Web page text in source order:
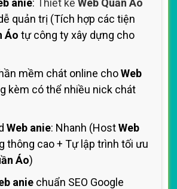
anie: Thiết kếWeb Quần Áo
quản trị (Tích hợp các tiện
Áo tự công ty xây dựng cho
mềm chát online choWeb
kèm có thể nhiều nick chát
Web anie: Nhanh (HostWeb
thông cao + Tự lập trình tối ưu
Áo)
anie chuẩn SEO Google